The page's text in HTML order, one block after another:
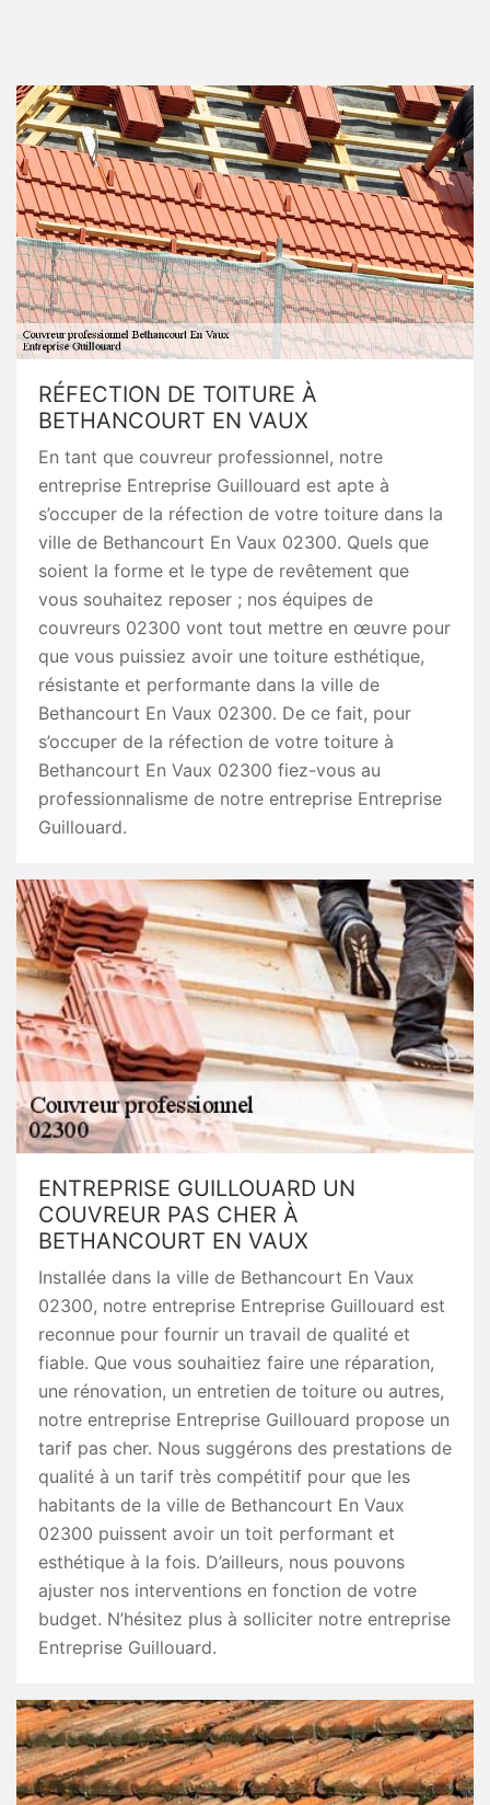
RÉFECTION DE TOITURE À
BETHANCOURT EN VAUX
En tant que couvreur professionnel, notre
entreprise Entreprise Guillouard est apte à
s’occuper de la réfection de votre toiture dans la
ville de Bethancourt En Vaux 02300. Quels que
soient la forme et le type de revêtement que
vous souhaitez reposer ; nos équipes de
couvreurs 02300 vont tout mettre en œuvre pour
que vous puissiez avoir une toiture esthétique,
résistante et performante dans la ville de
Bethancourt En Vaux 02300. De ce fait, pour
s’occuper de la réfection de votre toiture à
Bethancourt En Vaux 02300 fiez-vous au
professionnalisme de notre entreprise Entreprise
Guillouard.
ENTREPRISE GUILLOUARD UN
COUVREUR PAS CHER À
BETHANCOURT EN VAUX
Installée dans la ville de Bethancourt En Vaux
02300, notre entreprise Entreprise Guillouard est
reconnue pour fournir un travail de qualité et
fiable. Que vous souhaitiez faire une réparation,
une rénovation, un entretien de toiture ou autres,
notre entreprise Entreprise Guillouard propose un
tarif pas cher. Nous suggérons des prestations de
qualité à un tarif très compétitif pour que les
habitants de la ville de Bethancourt En Vaux
02300 puissent avoir un toit performant et
esthétique à la fois. D’ailleurs, nous pouvons
ajuster nos interventions en fonction de votre
budget. N’hésitez plus à solliciter notre entreprise
Entreprise Guillouard.